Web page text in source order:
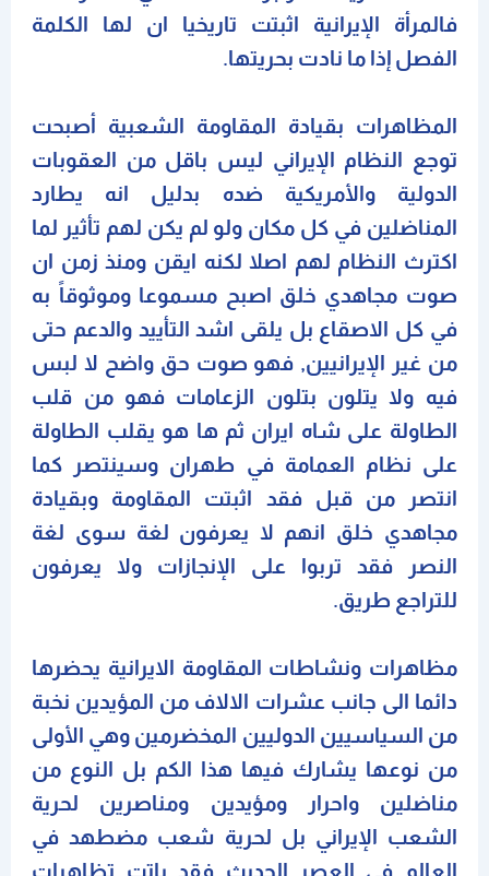
فالمرأة الإيرانية اثبتت تاريخيا ان لها الكلمة
الفصل إذا ما نادت بحريتها.
المظاهرات بقيادة المقاومة الشعبية أصبحت
توجع النظام الإيراني ليس باقل من العقوبات
الدولية والأمريكية ضده بدليل انه يطارد
المناضلين في كل مكان ولو لم يكن لهم تأثير لما
اكترث النظام لهم اصلا لكنه ايقن ومنذ زمن ان
صوت مجاهدي خلق اصبح مسموعا وموثوقاً به
في كل الاصقاع بل يلقى اشد التأييد والدعم حتى
من غير الإيرانيين, فهو صوت حق واضح لا لبس
فيه ولا يتلون بتلون الزعامات فهو من قلب
الطاولة على شاه ايران ثم ها هو يقلب الطاولة
على نظام العمامة في طهران وسينتصر كما
انتصر من قبل فقد اثبتت المقاومة وبقيادة
مجاهدي خلق انهم لا يعرفون لغة سوى لغة
النصر فقد تربوا على الإنجازات ولا يعرفون
للتراجع طريق.
مظاهرات ونشاطات المقاومة الايرانية يحضرها
دائما الى جانب عشرات الالاف من المؤيدين نخبة
من السياسيين الدوليين المخضرمين وهي الأولى
من نوعها يشارك فيها هذا الكم بل النوع من
مناضلين واحرار ومؤيدين ومناصرين لحرية
الشعب الإيراني بل لحرية شعب مضطهد في
العالم في العصر الحديث فقد باتت تظاهرات